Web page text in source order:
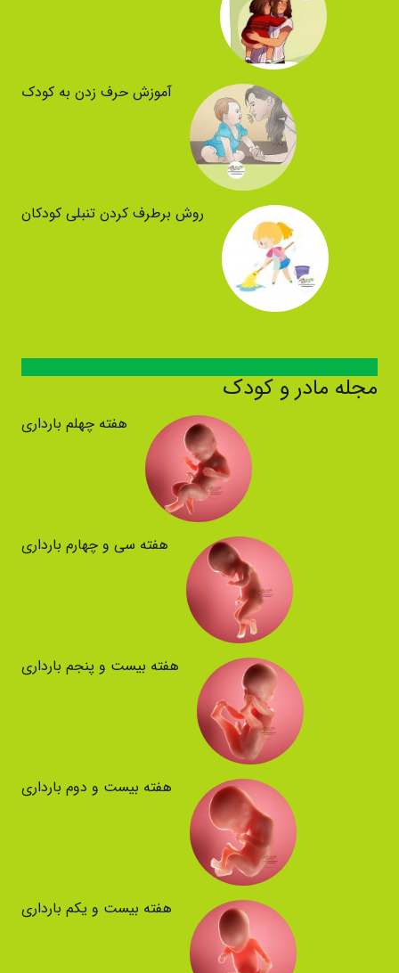
آموزش حرف زدن به کودک
روش برطرف کردن تنبلی کودکان
مجله مادر و کودک
هفته چهلم بارداری
هفته سی و چهارم بارداری
هفته بیست و پنجم بارداری
هفته بیست و دوم بارداری
هفته بیست و یکم بارداری